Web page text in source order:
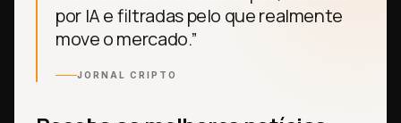
por IA e filtradas pelo que realmente
move o mercado.”
JORNAL CRIPTO